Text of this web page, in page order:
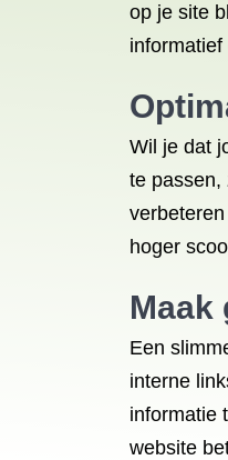
op je site
Wil je dat
te passen,
hoger
Maak
Een
interne
informatie
website